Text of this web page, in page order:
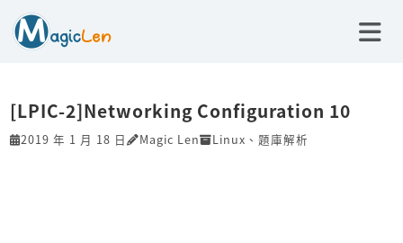
[LPIC-2]Networking Configuration 10
2019 年 1 月 18 日 Magic Len Linux 、 題庫解析